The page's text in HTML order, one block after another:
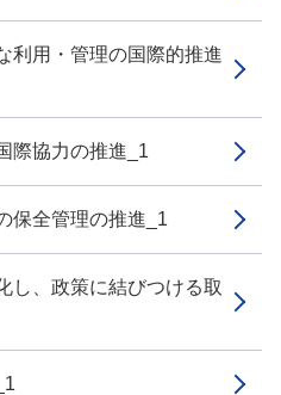
用・管理の国際的推進
際協力の推進_1
全管理の推進_1
、政策に結びつける取